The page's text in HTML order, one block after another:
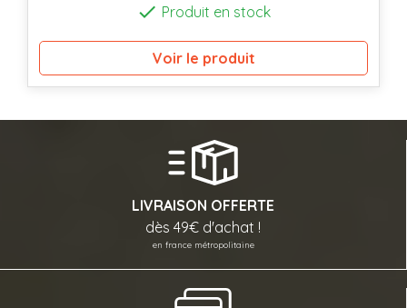
 Produit en stock
Voir le produit
LIVRAISON OFFERTE
dès 49€ d'achat !
en france métropolitaine